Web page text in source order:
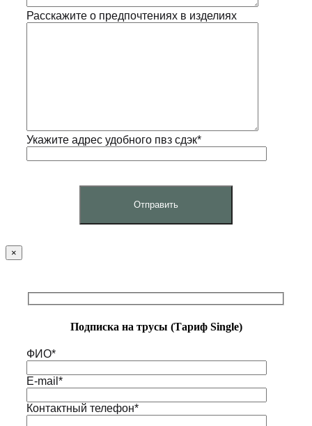
Расскажите о предпочтениях в изделиях
Укажите адрес удобного пвз сдэк*
×
Подписка на трусы (Тариф Single)
ФИО*
E-mail*
Контактный телефон*